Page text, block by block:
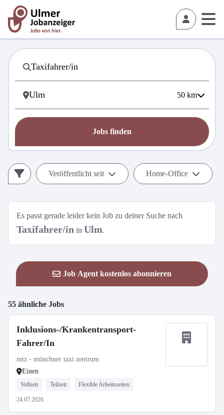
50 km
Jobs finden
Veröffentlicht seit Home-Office
Es passt gerade leider kein Job zu deiner Suche nach
Taxifahrer/in in Ulm.
Job Agent kostenlos abonnieren
55 ähnliche Jobs
Inklusions-/Krankentransport-
Fahrer/In
mtz - münchner taxi zentrum
Einen
Vollzeit Teilzeit Flexible Arbeitszeiten
24.07.2026